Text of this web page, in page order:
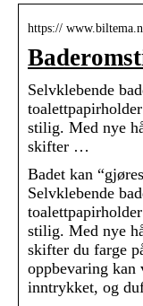
https://
Selvklebende
stilig. Med nye
skifter …
Badet kan
Selvklebende
stilig. Med nye
skifter du farge
oppbevaring kan
inntrykket, og